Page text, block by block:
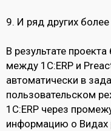
9. И ряд других
В результате
между 1С:ERP и
автоматически в
пользовательском
1С:ERP через
информацию о Видах